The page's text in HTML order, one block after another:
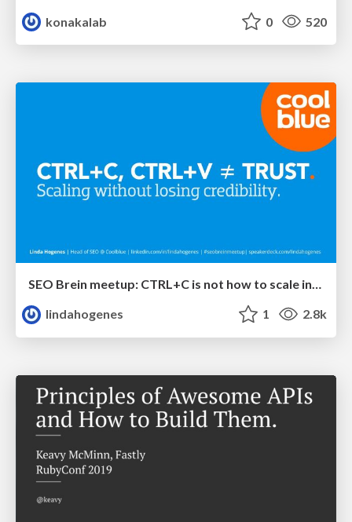
konakalab
0 520
SEO Brein meetup: CTRL+C is not how to scale international SEO
lindahogenes
1 2.8k